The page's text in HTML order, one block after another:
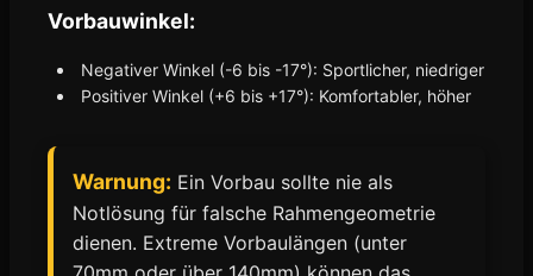
Vorbauwinkel:
Negativer Winkel (-6 bis -17°): Sportlicher, niedriger
Positiver Winkel (+6 bis +17°): Komfortabler, höher
Warnung: Ein Vorbau sollte nie als
Notlösung für falsche Rahmengeometrie
dienen. Extreme Vorbaulängen (unter